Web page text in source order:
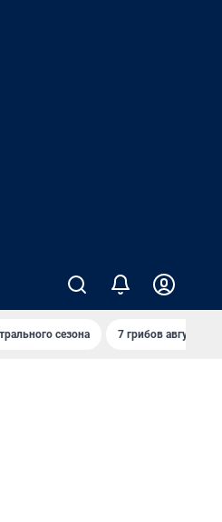
сезона 7 грибов августа